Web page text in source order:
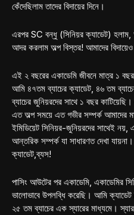
কেঁদেছিলাম তাদের বিদায়ের দিনে।
এরপর SC বন্ধু (সিনিয়র ক্যাডেট) হলাম,
আদর করলাম অল্প বিস্তর! আমাদের
এই ২ বছরের একাডেমি জীবনে মাত্র ১
আমি ৪৭তম ব্যাচের ক্যাডেট, ৪৬ তম
ব্যাচের জুনিয়রদের সাথে ১ বছর
এত অল্প সময়ে এত গভীর সম্পর্ক আমাদের
ইমিডিয়েট সিনিয়র-জুনিয়রদের সাথেই
আন্তরিক সম্পর্ক যা সাধারণত দেখা
ক্যাডেট,ব্যস!
পাসিং আউটের পর একাডেমি, একাডেমির
ভালোভাবে উপলব্ধি করেছি। আমি
২৫ তম ব্যাচের এক স্যারের মাধ্যমে।